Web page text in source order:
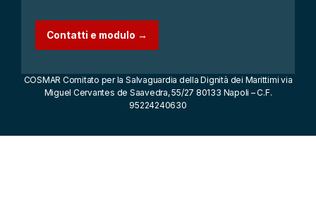
Contatti e modulo →
COSMAR Comitato per la Salvaguardia della Dignità dei Marittimi via
Miguel Cervantes de Saavedra, 55/27 80133 Napoli – C.F.
95224240630